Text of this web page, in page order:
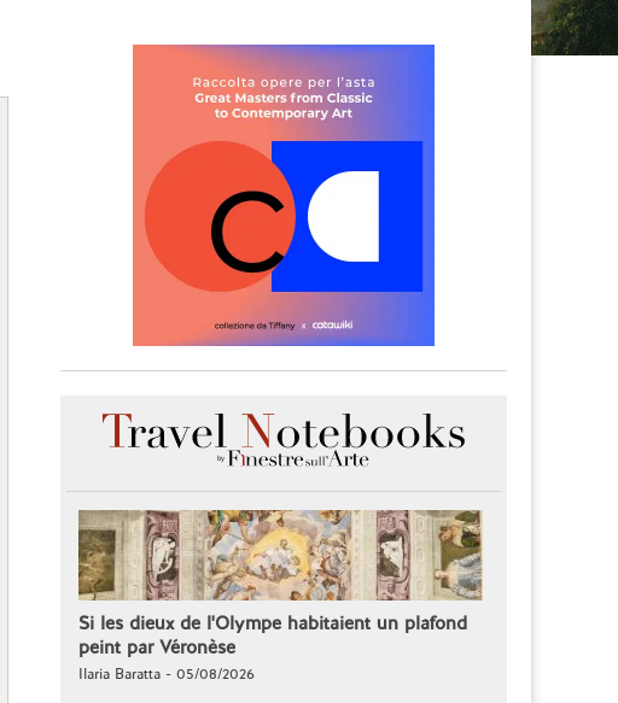
Si les dieux de l'Olympe habitaient un plafond
peint par Véronèse
Ilaria Baratta - 05/08/2026